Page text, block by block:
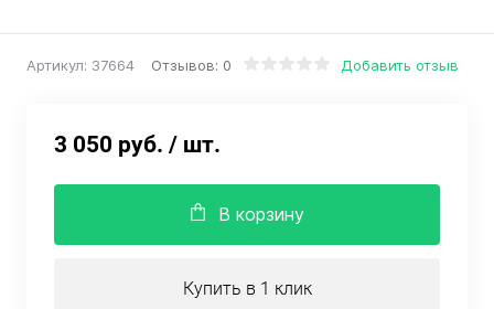
Отзывов: 0 Добавить отзыв
Артикул: 37664
3 050 руб. / шт.
В корзину
Купить в 1 клик